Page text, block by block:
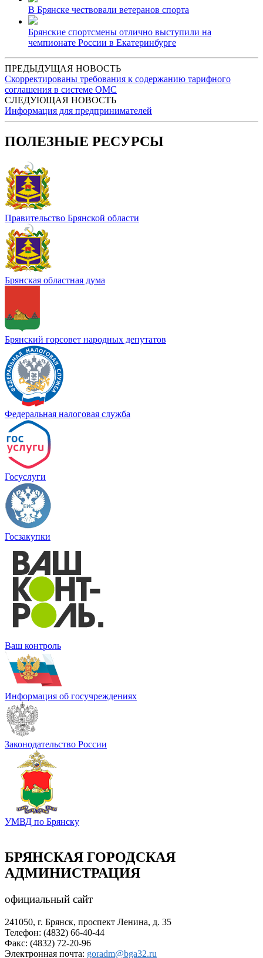
В Брянске чествовали ветеранов спорта
Брянские спортсмены отлично выступили на
чемпионате России в Екатеринбурге
ПРЕДЫДУЩАЯ НОВОСТЬ
Скорректированы требования к содержанию тарифного
соглашения в системе ОМС
СЛЕДУЮЩАЯ НОВОСТЬ
Информация для предпринимателей
ПОЛЕЗНЫЕ РЕСУРСЫ
Правительство Брянской области
Брянская областная дума
Брянский горсовет народных депутатов
Федеральная налоговая служба
Госуслуги
Госзакупки
Ваш контроль
Информация об госучреждениях
Законодательство России
УМВД по Брянску
БРЯНСКАЯ ГОРОДСКАЯ
АДМИНИСТРАЦИЯ
официальный сайт
241050, г. Брянск, проспект Ленина, д. 35
Телефон: (4832) 66-40-44
Факс: (4832) 72-20-96
Электронная почта: goradm@bga32.ru